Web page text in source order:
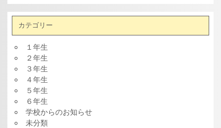
カテゴリー
１年生
２年生
３年生
４年生
５年生
６年生
学校からのお知らせ
未分類